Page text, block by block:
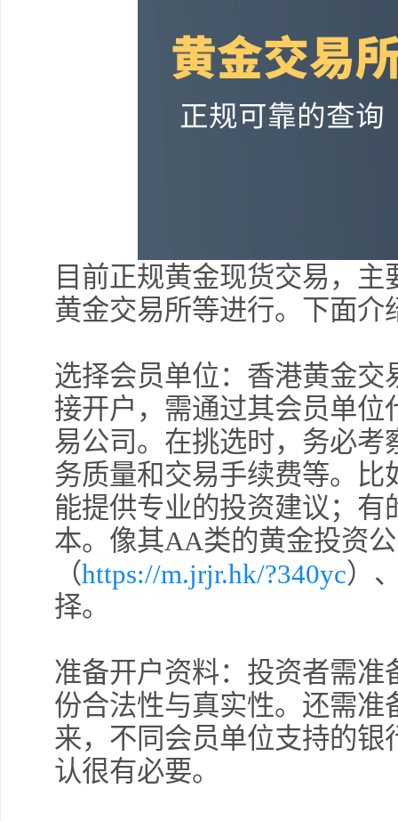
目前正规黄金现货交易，
黄金交易所等进行。下面介
选择会员单位：香港黄金
接开户，需通过其会员单
易公司。在挑选时，务必
务质量和交易手续费等。
能提供专业的投资建议；
本。像其AA类的黄金投资
（https://m.jrjr.hk/?340yc）
择。
准备开户资料：投资者需
份合法性与真实性。还需
来，不同会员单位支持的
认很有必要。